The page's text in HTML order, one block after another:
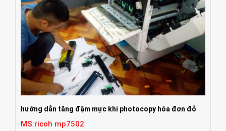
hướng dẫn tăng đậm mực khi photocopy hóa đơn đỏ
MS:ricoh mp7502